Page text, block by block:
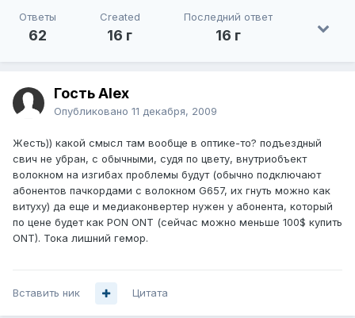
Ответы
62
Created
16 г
Последний ответ
16 г
Гость Alex
Опубликовано 11 декабря, 2009
Жесть)) какой смысл там вообще в оптике-то? подъездный
свич не убран, с обычными, судя по цвету, внутриобъект
волокном на изгибах проблемы будут (обычно подключают
абонентов пачкордами с волокном G657, их гнуть можно как
витуху) да еще и медиаконвертер нужен у абонента, который
по цене будет как PON ONT (сейчас можно меньше 100$ купить
ONT). Тока лишний гемор.
Вставить ник Цитата